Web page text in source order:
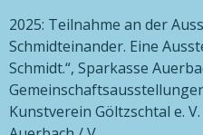
2025: Teilnahme an der
Schmidteinander. Eine
Schmidt.“, Sparkasse
Kunstverein Göltzschtal e.